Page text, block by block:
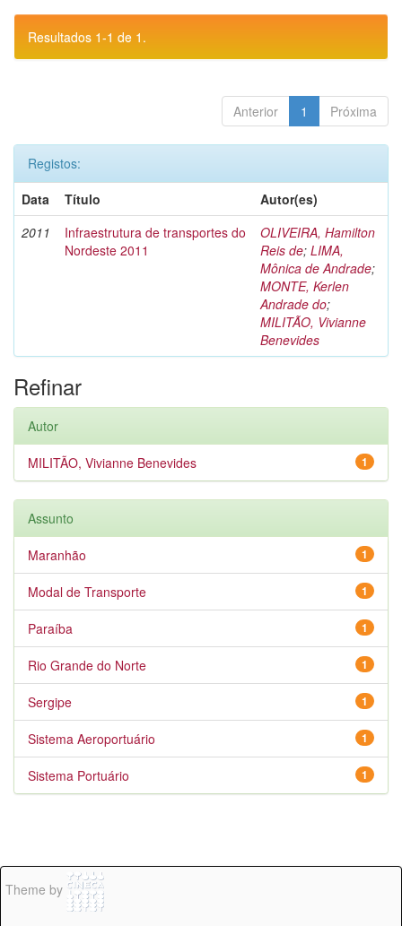
Resultados 1-1 de 1.
Anterior 1 Próxima
Registos:
Data
Título
Autor(es)
2011
Infraestrutura de transportes do
Nordeste 2011
OLIVEIRA, Hamilton
Reis de; LIMA,
Mônica de Andrade;
MONTE, Kerlen
Andrade do;
MILITÃO, Vivianne
Benevides
Refinar
Autor
1
MILITÃO, Vivianne Benevides
Assunto
1
Maranhão
1
Modal de Transporte
1
Paraíba
1
Rio Grande do Norte
1
Sergipe
1
Sistema Aeroportuário
1
Sistema Portuário
Theme by